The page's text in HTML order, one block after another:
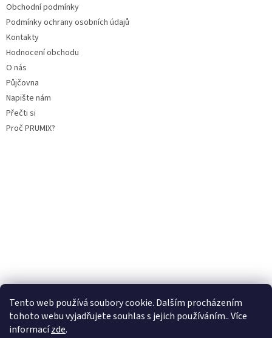
Tento web používá soubory cookie. Dalším procházením
tohoto webu vyjadřujete souhlas s jejich používáním.. Více
informacízde.
Obchodní podmínky
Podmínky ochrany osobních údajů
Kontakty
Hodnocení obchodu
O nás
Půjčovna
Napište nám
Přečti si
Proč PRUMIX?